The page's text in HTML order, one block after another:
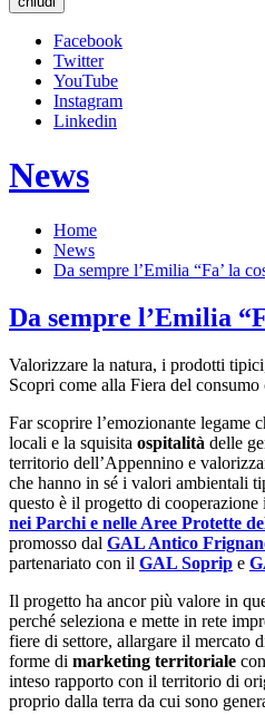
Facebook
Twitter
YouTube
Instagram
Linkedin
News
Home
News
Da sempre l’Emilia “Fa’ la
Da sempre l’Emilia
Valorizzare la natura, i prodotti
Scopri come alla Fiera del
Far scoprire l’emozionante legame
locali e la squisita ospitalità delle
territorio dell’Appennino e
che hanno in sé i valori ambientali
questo è il progetto di cooperazione
nei Parchi e nelle Aree Protette
promosso dal GAL Antico
partenariato con il GAL Soprip e
Il progetto ha ancor più valore in
perché seleziona e mette in rete
fiere di settore, allargare il mercato
forme di marketing territoriale
inteso rapporto con il territorio di
proprio dalla terra da cui sono